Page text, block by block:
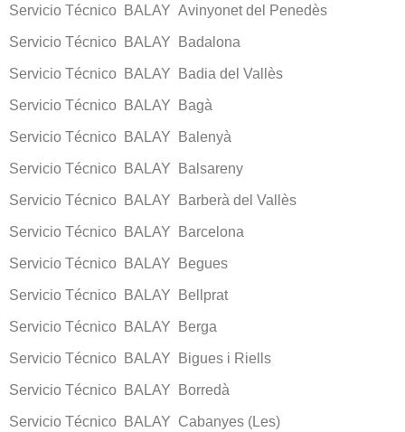
Servicio Técnico BALAY Avinyonet del Penedès
Servicio Técnico BALAY Badalona
Servicio Técnico BALAY Badia del Vallès
Servicio Técnico BALAY Bagà
Servicio Técnico BALAY Balenyà
Servicio Técnico BALAY Balsareny
Servicio Técnico BALAY Barberà del Vallès
Servicio Técnico BALAY Barcelona
Servicio Técnico BALAY Begues
Servicio Técnico BALAY Bellprat
Servicio Técnico BALAY Berga
Servicio Técnico BALAY Bigues i Riells
Servicio Técnico BALAY Borredà
Servicio Técnico BALAY Cabanyes (Les)